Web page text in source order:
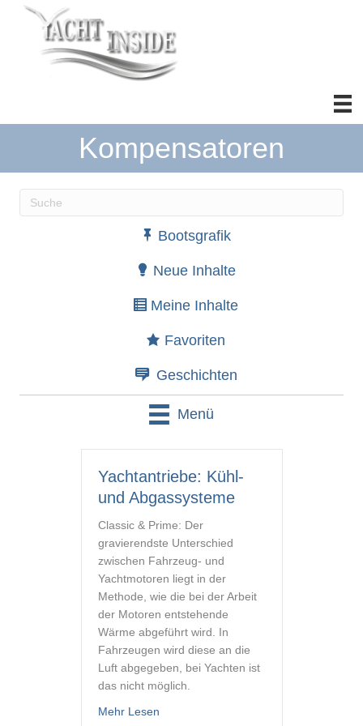
Kompensatoren
Wenn die Ergebnisse der automatischen
Bootsgrafik
Neue Inhalte
Meine Inhalte
Favoriten
Geschichten
Menü
Yachtantriebe: Kühl-
und Abgassysteme
Classic & Prime: Der
gravierendste Unterschied
zwischen Fahrzeug- und
Yachtmotoren liegt in der
Methode, wie die bei der Arbeit
der Motoren entstehende
Wärme abgeführt wird. In
Fahrzeugen wird diese an die
Luft abgegeben, bei Yachten ist
das nicht möglich.
Mehr Lesenabout Yachtantriebe: Kühl- und